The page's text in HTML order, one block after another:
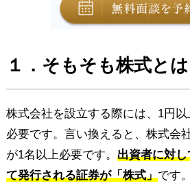
１．そもそも株式とは
株式会社を設立する際には、1円
必要です。言い換えると、株式会
が1名以上必要です。 出資者に対
て発行される証券が「株式」です